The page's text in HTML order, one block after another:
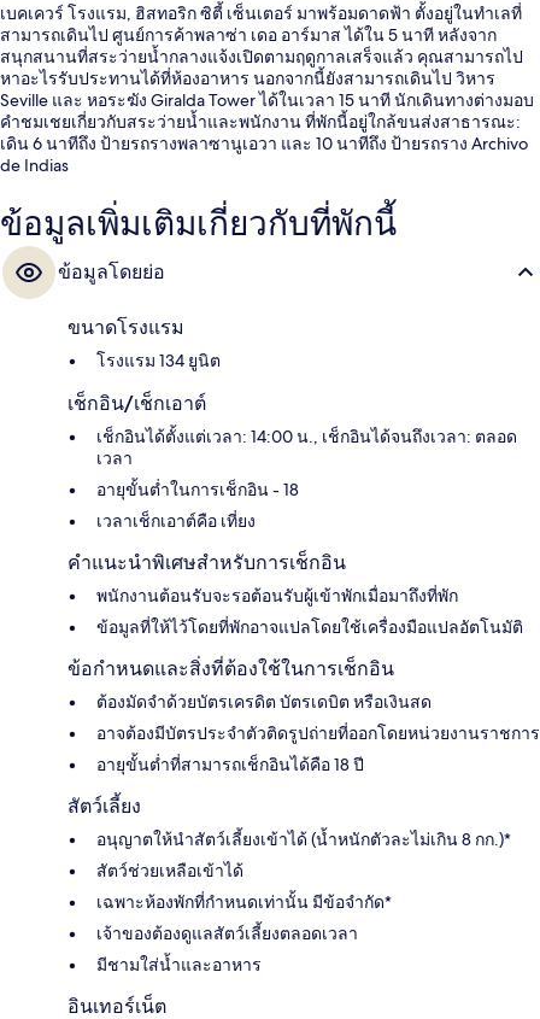
เบคเควร์ โรงแรม, ฮิสทอริก ซิตี้ เซ็นเตอร์ มาพร้อมดาดฟ้า ตั้งอยู่ในทำเลที่
สามารถเดินไป ศูนย์การค้าพลาซ่า เดอ อาร์มาส ได้ใน 5 นาที หลังจาก
สนุกสนานที่สระว่ายน้ำกลางแจ้งเปิดตามฤดูกาลเสร็จแล้ว คุณสามารถไป
หาอะไรรับประทานได้ที่ห้องอาหาร นอกจากนี้ยังสามารถเดินไป วิหาร
Seville และ หอระฆัง Giralda Tower ได้ในเวลา 15 นาที นักเดินทางต่างมอบ
คำชมเชยเกี่ยวกับสระว่ายน้ำและพนักงาน ที่พักนี้อยู่ใกล้ขนส่งสาธารณะ:
เดิน 6 นาทีถึง ป้ายรถรางพลาซานูเอวา และ 10 นาทีถึง ป้ายรถราง Archivo
de Indias
ข้อมูลเพิ่มเติมเกี่ยวกับที่พักนี้
ข้อมูลโดยย่อ
ขนาดโรงแรม
โรงแรม 134 ยูนิต
เช็กอิน/เช็กเอาต์
เช็กอินได้ตั้งแต่เวลา: 14:00 น., เช็กอินได้จนถึงเวลา: ตลอด
เวลา
อายุขั้นต่ำในการเช็กอิน - 18
เวลาเช็กเอาต์คือ เที่ยง
คำแนะนำพิเศษสำหรับการเช็กอิน
พนักงานต้อนรับจะรอต้อนรับผู้เข้าพักเมื่อมาถึงที่พัก
ข้อมูลที่ให้ไว้โดยที่พักอาจแปลโดยใช้เครื่องมือแปลอัตโนมัติ
ข้อกำหนดและสิ่งที่ต้องใช้ในการเช็กอิน
ต้องมัดจำด้วยบัตรเครดิต บัตรเดบิต หรือเงินสด
อาจต้องมีบัตรประจำตัวติดรูปถ่ายที่ออกโดยหน่วยงานราชการ
อายุขั้นต่ำที่สามารถเช็กอินได้คือ 18 ปี
สัตว์เลี้ยง
อนุญาตให้นำสัตว์เลี้ยงเข้าได้ (น้ำหนักตัวละไม่เกิน 8 กก.)*
สัตว์ช่วยเหลือเข้าได้
เฉพาะห้องพักที่กำหนดเท่านั้น มีข้อจำกัด*
เจ้าของต้องดูแลสัตว์เลี้ยงตลอดเวลา
มีชามใส่น้ำและอาหาร
อินเทอร์เน็ต